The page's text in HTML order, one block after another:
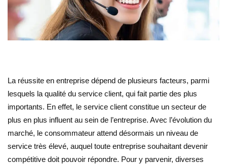
La réussite en entreprise dépend de plusieurs facteurs, parmi
lesquels la qualité du service client, qui fait partie des plus
importants. En effet, le service client constitue un secteur de
plus en plus influent au sein de l’entreprise. Avec l’évolution du
marché, le consommateur attend désormais un niveau de
service très élevé, auquel toute entreprise souhaitant devenir
compétitive doit pouvoir répondre. Pour y parvenir, diverses